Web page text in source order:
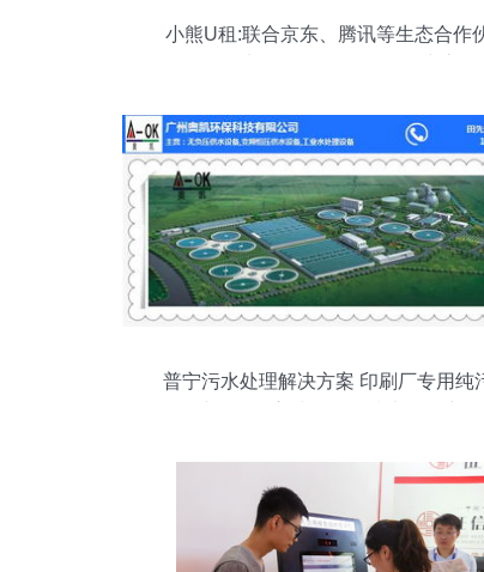
小熊U租:联合京东、腾讯等生态合作
普宁污水处理解决方案 印刷厂专用纯